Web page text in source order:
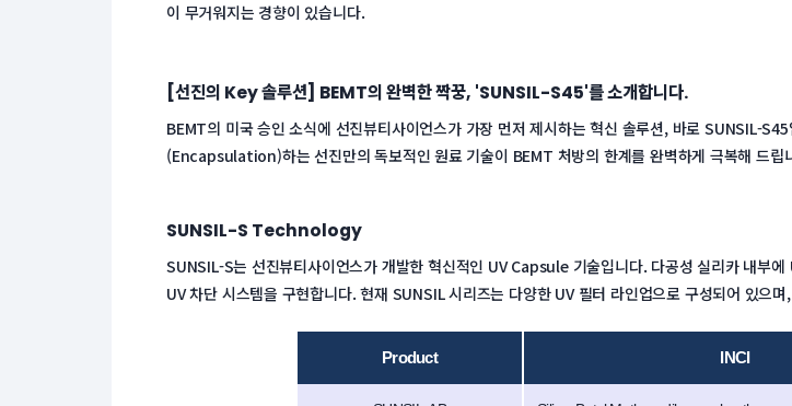
이 무거워지는 경향이 있습니다.
[선진의 Key 솔루션] BEMT의 완벽한 짝꿍, 'SUNSIL-S45'를 소개합니다.
BEMT의 미국 승인 소식에 선진뷰티사이언스가 가장 먼저 제시하는 혁신 솔루션, 바로 SUNSIL-
(Encapsulation)하는 선진만의 독보적인 원료 기술이 BEMT 처방의 한계를 완벽하게 극복해 드립
SUNSIL-S Technology
SUNSIL-S는 선진뷰티사이언스가 개발한 혁신적인 UV Capsule 기술입니다. 다공성 실리카 내부
UV 차단 시스템을 구현합니다. 현재 SUNSIL 시리즈는 다양한 UV 필터 라인업으로 구성되어 있으
Product INCI